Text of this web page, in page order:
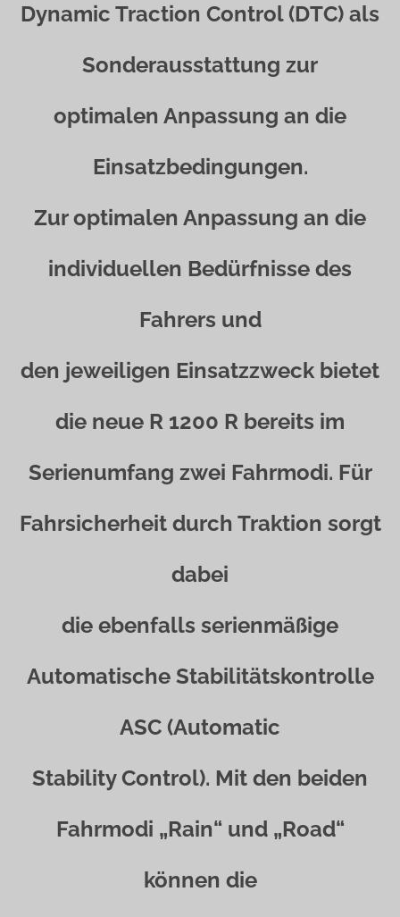
Dynamic Traction Control (DTC) als
Sonderausstattung zur
optimalen Anpassung an die
Einsatzbedingungen.
Zur optimalen Anpassung an die
individuellen Bedürfnisse des
Fahrers und
den jeweiligen Einsatzzweck bietet
die neue R 1200 R bereits im
Serienumfang zwei Fahrmodi. Für
Fahrsicherheit durch Traktion sorgt
dabei
die ebenfalls serienmäßige
Automatische Stabilitätskontrolle
ASC (Automatic
Stability Control). Mit den beiden
Fahrmodi „Rain“ und „Road“
können die